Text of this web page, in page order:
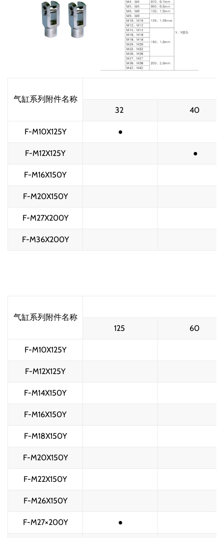
气缸系列附件名称
32
40
F-M10X125Y ●
F-M12X125Y ●
F-M16X150Y
F-M20X150Y
F-M27X200Y
F-M36X200Y
气缸系列附件名称
125 60
F-M10X125Y
F-M12X125Y
F-M14X150Y
F-M16X150Y
F-M18X150Y
F-M20X150Y
F-M22X150Y
F-M26X150Y
F-M27×200Y ●